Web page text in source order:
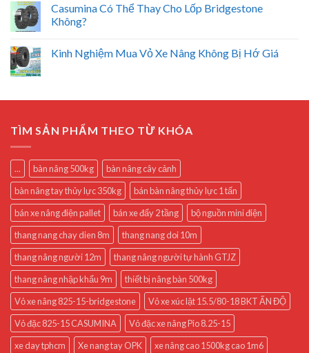
Casumina Có Thể Thay Cho Lốp Bridgestone
Không?
Kinh Nghiệm Mua Vỏ Xe Nâng Không Bị Hớ Giá
TÌM SẢN PHẨM THEO TỪ KHÓA
... bàn nâng 500kg
bàn nâng cây cảnh
bàn nâng tay thủy lực 350kg
bán bàn nâng thủy lực 1 tấn
bán xe nâng điện pallet
bán xe đẩy 2 tầng
bộ nguồn mini điện
thang nang chay dien 8m
thang nang doi 10m
thang nâng người 12m
thang nâng người tự hành GTJZ
thang nâng nhập khẩu 9m
thiết bị nâng bàn 500kg
Vỏ xe nâng 825-15-bridgestone
Vỏ xe xúc lật 15.5/80-18 BKT ẤN ĐỘ
Vỏ đặc 825-15 CASUMINA
Vỏ đặc xe nâng Pio 8.25-15
xe day tphcm
Xe nang tay OPK
xe nâng cao 1500kg cao 1m6